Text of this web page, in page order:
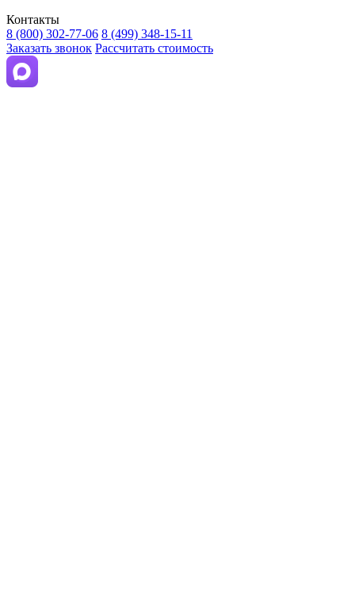
Контакты
8 (800) 302-77-06 8 (499) 348-15-11
Заказать звонок Рассчитать стоимость